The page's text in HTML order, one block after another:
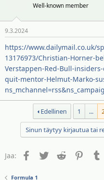
Well-known member
9.3.2024
https://www.dailymail.co.uk/
13176973/Christian-Horner-
Verstappen-Red-Bull-
quit-mentor-Helmut-Marko-
Edellinen 1 ...
Sinun täytyy kirjautua tai
Jaa: Facebook
TwitterReddit
Formula 1